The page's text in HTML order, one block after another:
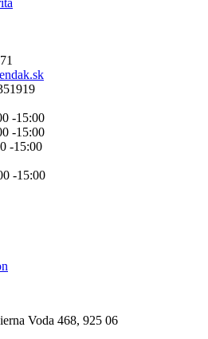
-15:00
-15:00
-15:00
-15:00
Voda 468, 925 06